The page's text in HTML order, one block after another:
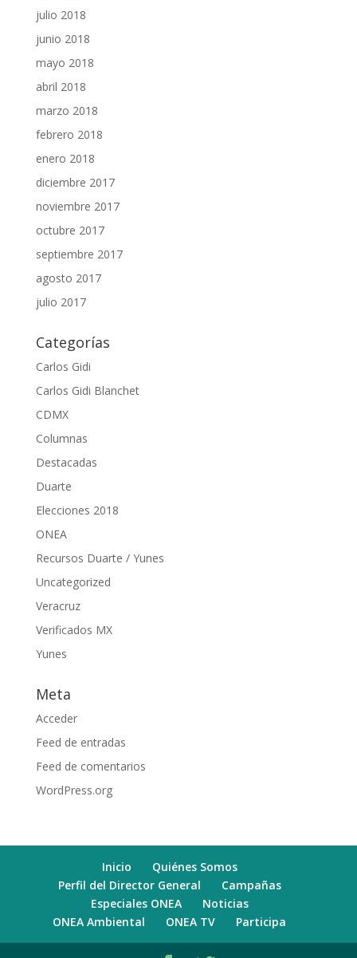
julio 2018
junio 2018
mayo 2018
abril 2018
marzo 2018
febrero 2018
enero 2018
diciembre 2017
noviembre 2017
octubre 2017
septiembre 2017
agosto 2017
julio 2017
Categorías
Carlos Gidi
Carlos Gidi Blanchet
CDMX
Columnas
Destacadas
Duarte
Elecciones 2018
ONEA
Recursos Duarte / Yunes
Uncategorized
Veracruz
Verificados MX
Yunes
Meta
Acceder
Feed de entradas
Feed de comentarios
WordPress.org
Inicio
Quiénes Somos
Perfil del Director General
Campañas
Especiales ONEA
Noticias
ONEA Ambiental
ONEA TV Participa